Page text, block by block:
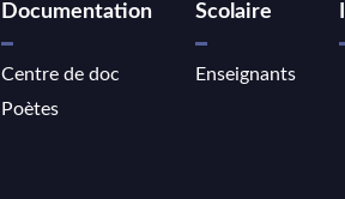
Documentation
Centre de doc
Poètes
Scolaire
Enseignants